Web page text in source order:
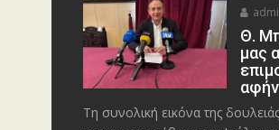
Θ.
μας
Τη συνολική εικόνα της